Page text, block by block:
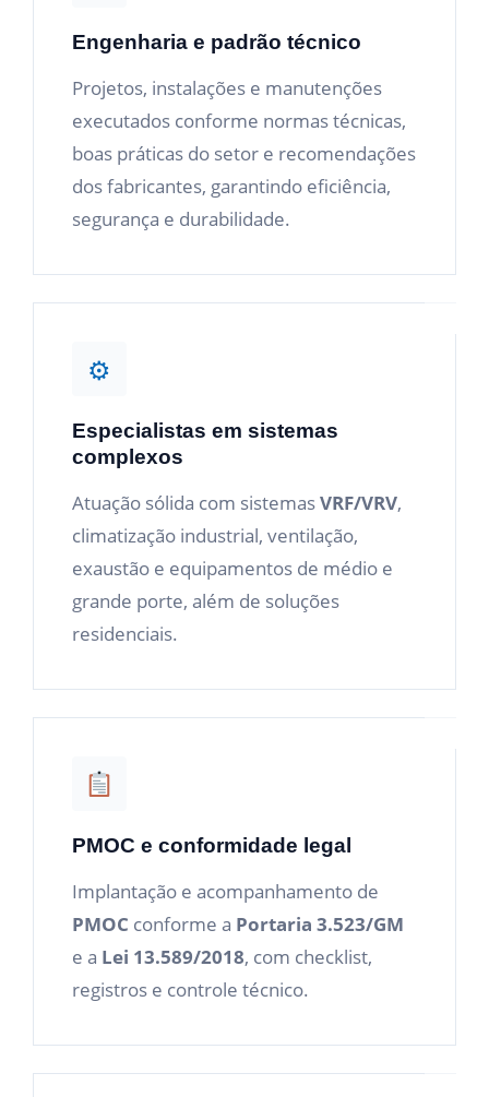
Engenharia e padrão técnico
Projetos, instalações e manutenções
executados conforme normas técnicas,
boas práticas do setor e recomendações
dos fabricantes, garantindo eficiência,
segurança e durabilidade.
⚙
Especialistas em sistemas
complexos
Atuação sólida com sistemasVRF/VRV,
climatização industrial, ventilação,
exaustão e equipamentos de médio e
grande porte, além de soluções
residenciais.
PMOC e conformidade legal
Implantação e acompanhamento de
PMOC conforme a Portaria 3.523/GM
e a Lei 13.589/2018, com checklist,
registros e controle técnico.